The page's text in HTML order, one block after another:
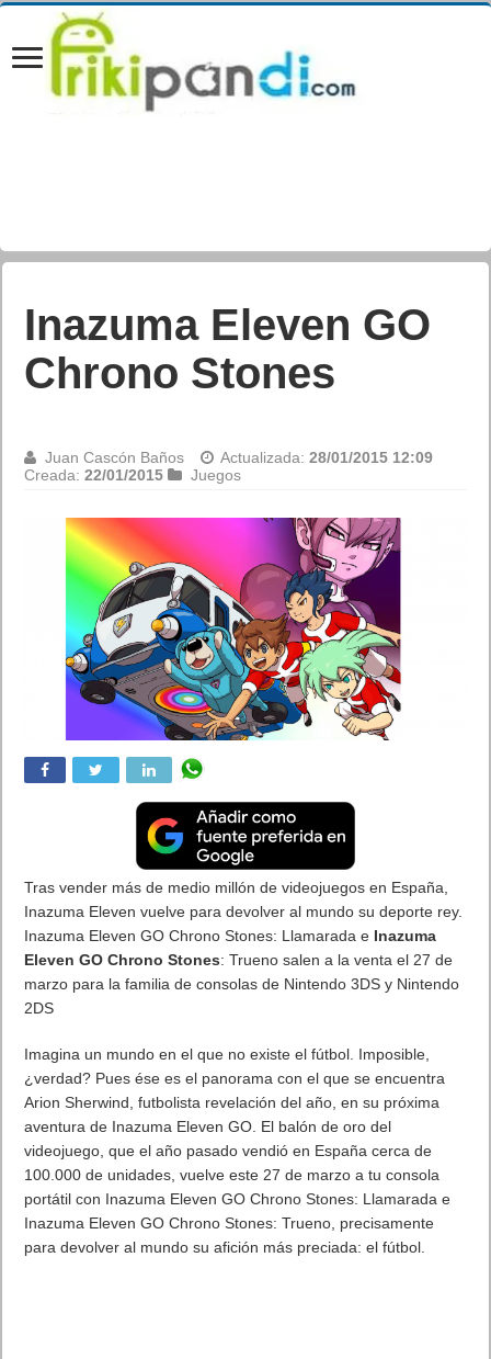
Inazuma Eleven GO
Chrono Stones
Juan Cascón Baños Actualizada:28/01/2015 12:09
Creada:22/01/2015 Juegos
Tras vender más de medio millón de videojuegos en España,
Inazuma Eleven vuelve para devolver al mundo su deporte rey.
Inazuma Eleven GO Chrono Stones: Llamarada e Inazuma
Eleven GO Chrono Stones: Trueno salen a la venta el 27 de
marzo para la familia de consolas de Nintendo 3DS y Nintendo
2DS
Imagina un mundo en el que no existe el fútbol. Imposible,
¿verdad? Pues ése es el panorama con el que se encuentra
Arion Sherwind, futbolista revelación del año, en su próxima
aventura de Inazuma Eleven GO. El balón de oro del
videojuego, que el año pasado vendió en España cerca de
100.000 de unidades, vuelve este 27 de marzo a tu consola
portátil con Inazuma Eleven GO Chrono Stones: Llamarada e
Inazuma Eleven GO Chrono Stones: Trueno, precisamente
para devolver al mundo su afición más preciada: el fútbol.